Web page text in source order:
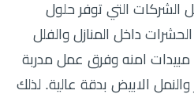
الشركات التي توفر حلول
داخل المنازل والفلل
امنه وفرق عمل مدربة
الابيض بدقة عالية. لذلك